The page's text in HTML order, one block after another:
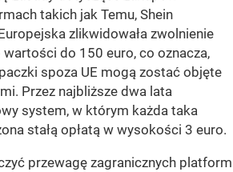
takich jak Temu, Shein
zlikwidowała zwolnienie
wartości do 150 euro, co oznacza,
spoza UE mogą zostać objęte
Przez najbliższe dwa lata
system, w którym każda taka
stałą opłatą w wysokości 3 euro.
przewagę zagranicznych platform